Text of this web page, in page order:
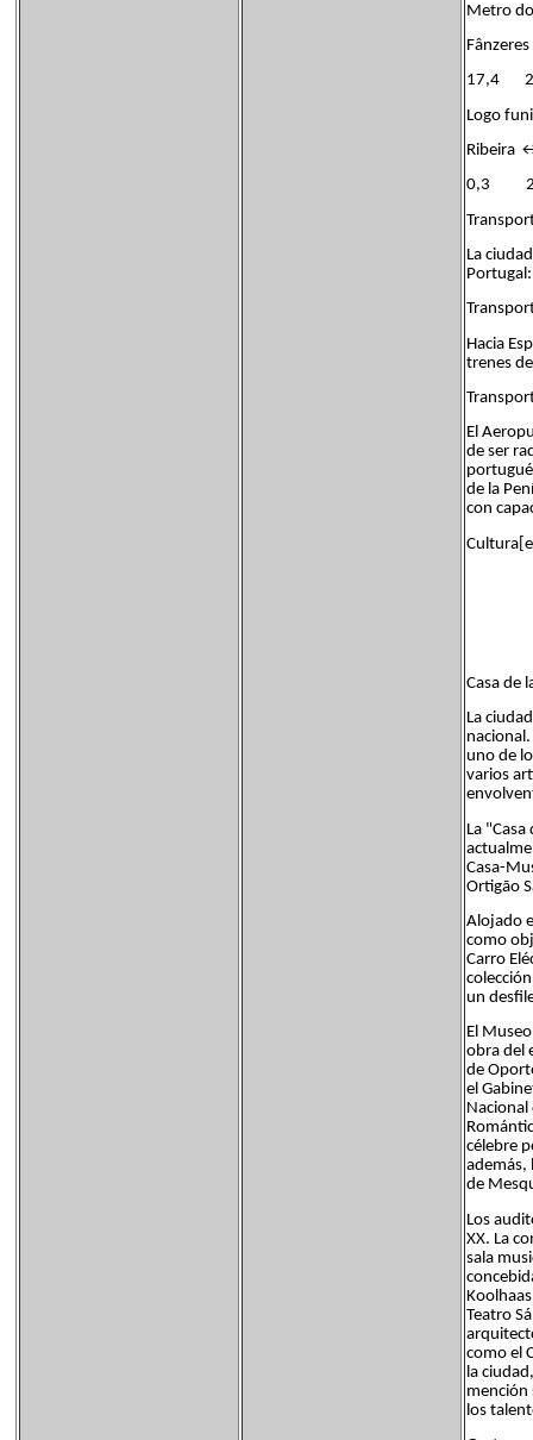
Metro
17,4
Logo
Ribeira
0,3 2
La
Hacia
trenes
El
de ser
de la
con
Casa de
La
uno de
varios
La
Casa-
Ortigão
Alojado
como
Carro
un
El
obra del
de
el
Nacional
célebre
además,
de
Los
XX. La
sala
Teatro
como el
la
mención
los